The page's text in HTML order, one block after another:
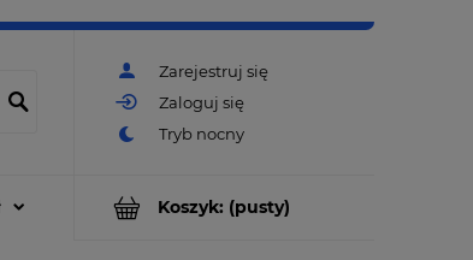
Zarejestruj się
Zaloguj się
Koszyk: (pusty)